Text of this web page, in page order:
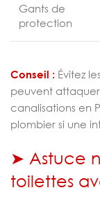
Gants de
protection
Conseil : Évitez
peuvent attaquer
canalisations en
plombier si une
➤ Astuce
toilettes